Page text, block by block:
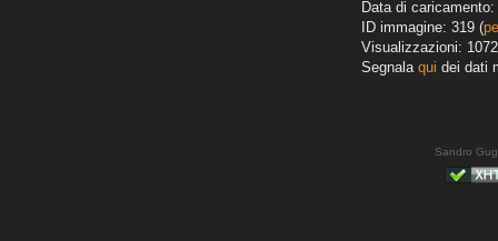
Data di caricamento:
ID immagine: 319 (
Visualizzazioni: 1072
Segnala qui dei dati
Sandro